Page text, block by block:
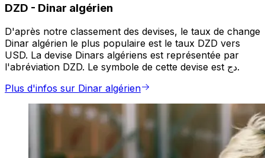
DZD - Dinar algérien
D'après notre classement des devises, le taux de change
Dinar algérien le plus populaire est le taux DZD vers
USD. La devise Dinars algériens est représentée par
l'abréviation DZD. Le symbole de cette devise est دج.
Plus d'infos sur Dinar algérien